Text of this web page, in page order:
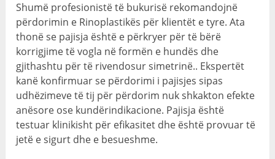
Shumë profesionistë të bukurisë rekomandojnë
përdorimin e Rinoplastikës për klientët e tyre. Ata
thonë se pajisja është e përkryer për të bërë
korrigjime të vogla në formën e hundës dhe
gjithashtu për të rivendosur simetrinë.. Ekspertët
kanë konfirmuar se përdorimi i pajisjes sipas
udhëzimeve të tij për përdorim nuk shkakton efekte
anësore ose kundërindikacione. Pajisja është
testuar klinikisht për efikasitet dhe është provuar të
jetë e sigurt dhe e besueshme.